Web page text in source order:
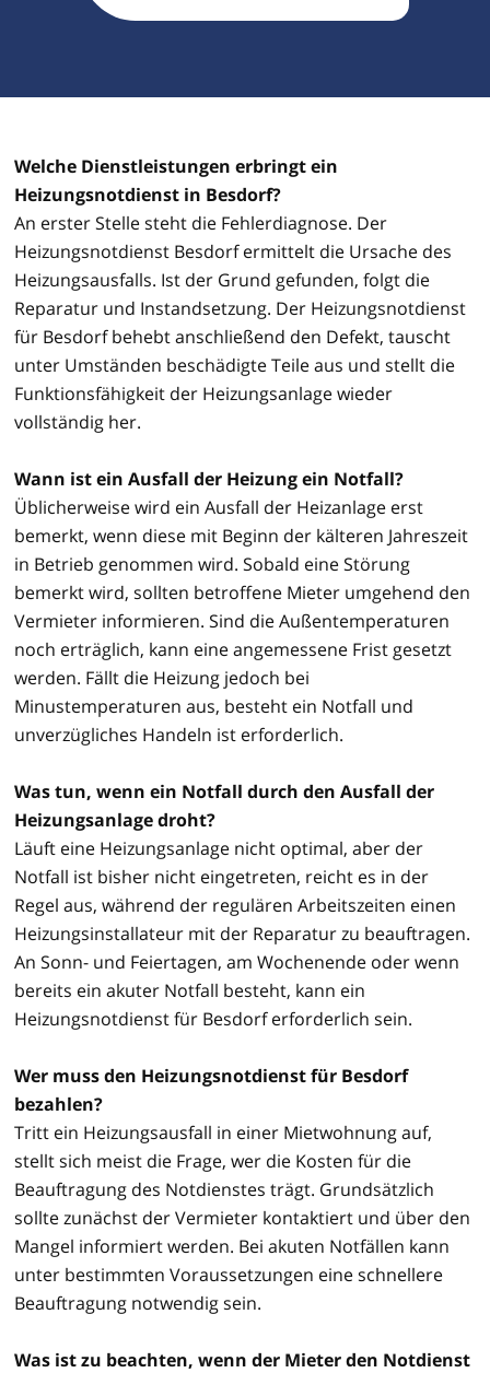
Welche Dienstleistungen erbringt ein
Heizungsnotdienst in Besdorf?
An erster Stelle steht die Fehlerdiagnose. Der
Heizungsnotdienst Besdorf ermittelt die Ursache des
Heizungsausfalls. Ist der Grund gefunden, folgt die
Reparatur und Instandsetzung. Der Heizungsnotdienst
für Besdorf behebt anschließend den Defekt, tauscht
unter Umständen beschädigte Teile aus und stellt die
Funktionsfähigkeit der Heizungsanlage wieder
vollständig her.
Wann ist ein Ausfall der Heizung ein Notfall?
Üblicherweise wird ein Ausfall der Heizanlage erst
bemerkt, wenn diese mit Beginn der kälteren Jahreszeit
in Betrieb genommen wird. Sobald eine Störung
bemerkt wird, sollten betroffene Mieter umgehend den
Vermieter informieren. Sind die Außentemperaturen
noch erträglich, kann eine angemessene Frist gesetzt
werden. Fällt die Heizung jedoch bei
Minustemperaturen aus, besteht ein Notfall und
unverzügliches Handeln ist erforderlich.
Was tun, wenn ein Notfall durch den Ausfall der
Heizungsanlage droht?
Läuft eine Heizungsanlage nicht optimal, aber der
Notfall ist bisher nicht eingetreten, reicht es in der
Regel aus, während der regulären Arbeitszeiten einen
Heizungsinstallateur mit der Reparatur zu beauftragen.
An Sonn- und Feiertagen, am Wochenende oder wenn
bereits ein akuter Notfall besteht, kann ein
Heizungsnotdienst für Besdorf erforderlich sein.
Wer muss den Heizungsnotdienst für Besdorf
bezahlen?
Tritt ein Heizungsausfall in einer Mietwohnung auf,
stellt sich meist die Frage, wer die Kosten für die
Beauftragung des Notdienstes trägt. Grundsätzlich
sollte zunächst der Vermieter kontaktiert und über den
Mangel informiert werden. Bei akuten Notfällen kann
unter bestimmten Voraussetzungen eine schnellere
Beauftragung notwendig sein.
Was ist zu beachten, wenn der Mieter den Notdienst